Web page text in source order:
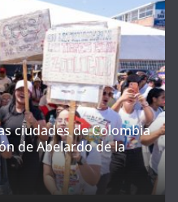
ciudades de Colombia
de Abelardo de la